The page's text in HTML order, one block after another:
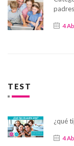
4
TEST
¿qué
4